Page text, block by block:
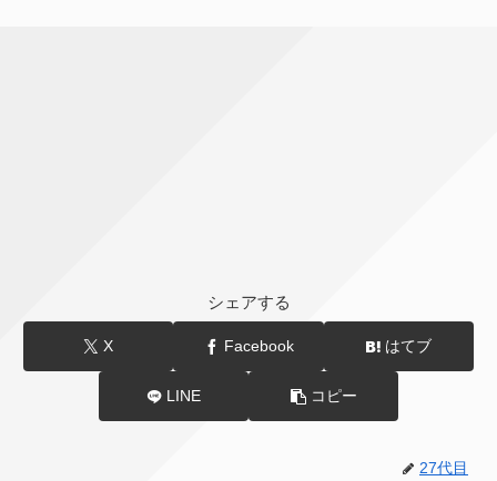
シェアする
X Facebook はてブ
LINE コピー
27代目